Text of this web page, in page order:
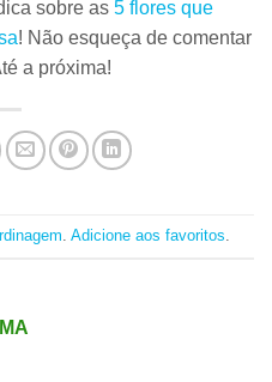
sobre as 5 flores que
! Não esqueça de comentar
a próxima!
Adicione aos favoritos